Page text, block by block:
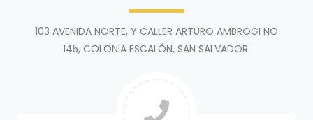
103 AVENIDA NORTE, Y CALLER ARTURO AMBROGI NO
145, COLONIA ESCALÓN, SAN SALVADOR.